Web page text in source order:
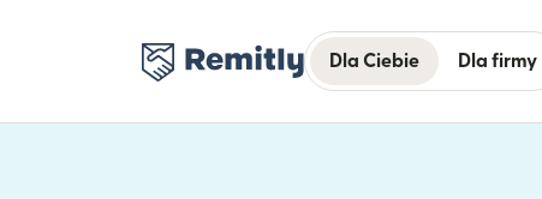
Dla Ciebie Dla firmy